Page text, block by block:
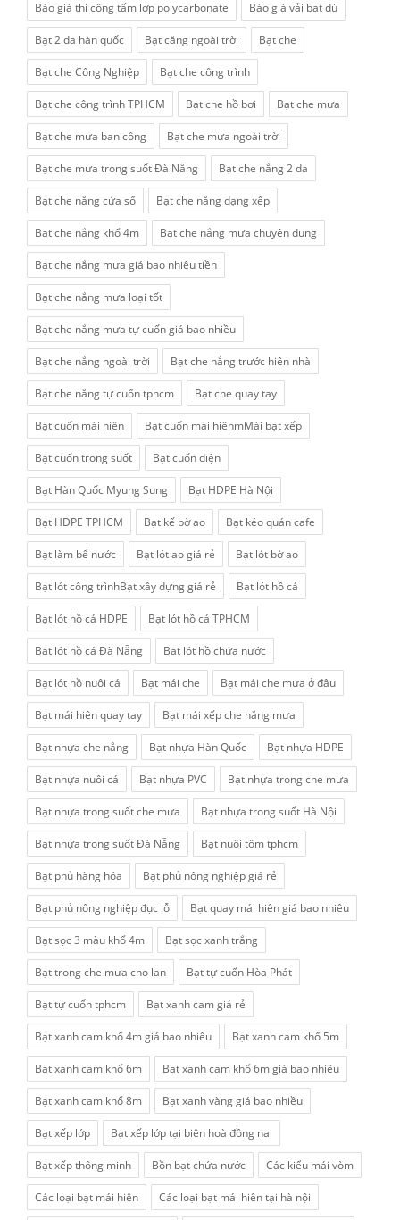
Báo giá thi công tấm lợp polycarbonate Báo giá vải bạt dù
Bạt 2 da hàn quốc Bạt căng ngoài trời Bạt che
Bạt che Công Nghiệp Bạt che công trình
Bạt che công trình TPHCM Bạt che hồ bơi Bạt che mưa
Bạt che mưa ban công Bạt che mưa ngoài trời
Bạt che mưa trong suốt Đà Nẵng Bạt che nắng 2 da
Bạt che nắng cửa sổ Bạt che nắng dạng xếp
Bạt che nắng khổ 4m Bạt che nắng mưa chuyên dụng
Bạt che nắng mưa giá bao nhiêu tiền
Bạt che nắng mưa loại tốt
Bạt che nắng mưa tự cuốn giá bao nhiều
Bạt che nắng ngoài trời Bạt che nắng trước hiên nhà
Bạt che nắng tự cuốn tphcm Bạt che quay tay
Bạt cuốn mái hiên Bạt cuốn mái hiênmMái bạt xếp
Bạt cuốn trong suốt Bạt cuốn điện
Bạt Hàn Quốc Myung Sung Bạt HDPE Hà Nội
Bạt HDPE TPHCM Bạt kế bờ ao Bạt kéo quán cafe
Bạt làm bể nước Bạt lót ao giá rẻ Bạt lót bờ ao
Bạt lót công trìnhBạt xây dựng giá rẻ Bạt lót hồ cá
Bạt lót hồ cá HDPE Bạt lót hồ cá TPHCM
Bạt lót hồ cá Đà Nẵng Bạt lót hồ chứa nước
Bạt lót hồ nuôi cá Bạt mái che Bạt mái che mưa ở đâu
Bạt mái hiên quay tay Bạt mái xếp che nắng mưa
Bạt nhựa che nắng Bạt nhựa Hàn Quốc Bạt nhựa HDPE
Bạt nhựa nuôi cá Bạt nhựa PVC Bạt nhựa trong che mưa
Bạt nhựa trong suốt che mưa Bạt nhựa trong suốt Hà Nội
Bạt nhựa trong suốt Đà Nẵng Bạt nuôi tôm tphcm
Bạt phủ hàng hóa Bạt phủ nông nghiệp giá rẻ
Bạt phủ nông nghiệp đục lỗ Bạt quay mái hiên giá bao nhiêu
Bạt sọc 3 màu khổ 4m Bạt sọc xanh trắng
Bạt trong che mưa cho lan Bạt tự cuốn Hòa Phát
Bạt tự cuốn tphcm Bạt xanh cam giá rẻ
Bạt xanh cam khổ 4m giá bao nhiêu Bạt xanh cam khổ 5m
Bạt xanh cam khổ 6m Bạt xanh cam khổ 6m giá bao nhiêu
Bạt xanh cam khổ 8m Bạt xanh vàng giá bao nhiều
Bạt xếp lớp Bạt xếp lớp tại biên hoà đồng nai
Bạt xếp thông minh Bồn bạt chứa nước Các kiểu mái vòm
Các loại bạt mái hiên Các loại bạt mái hiên tại hà nội